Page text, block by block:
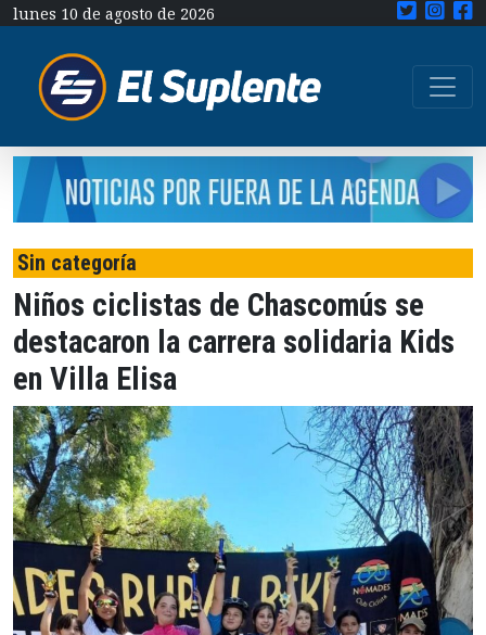
lunes 10 de agosto de 2026
Sin categoría
Niños ciclistas de Chascomús se
destacaron la carrera solidaria Kids
en Villa Elisa